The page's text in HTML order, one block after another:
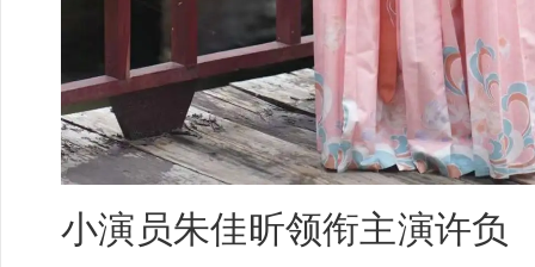
小演员朱佳昕领衔主演许负